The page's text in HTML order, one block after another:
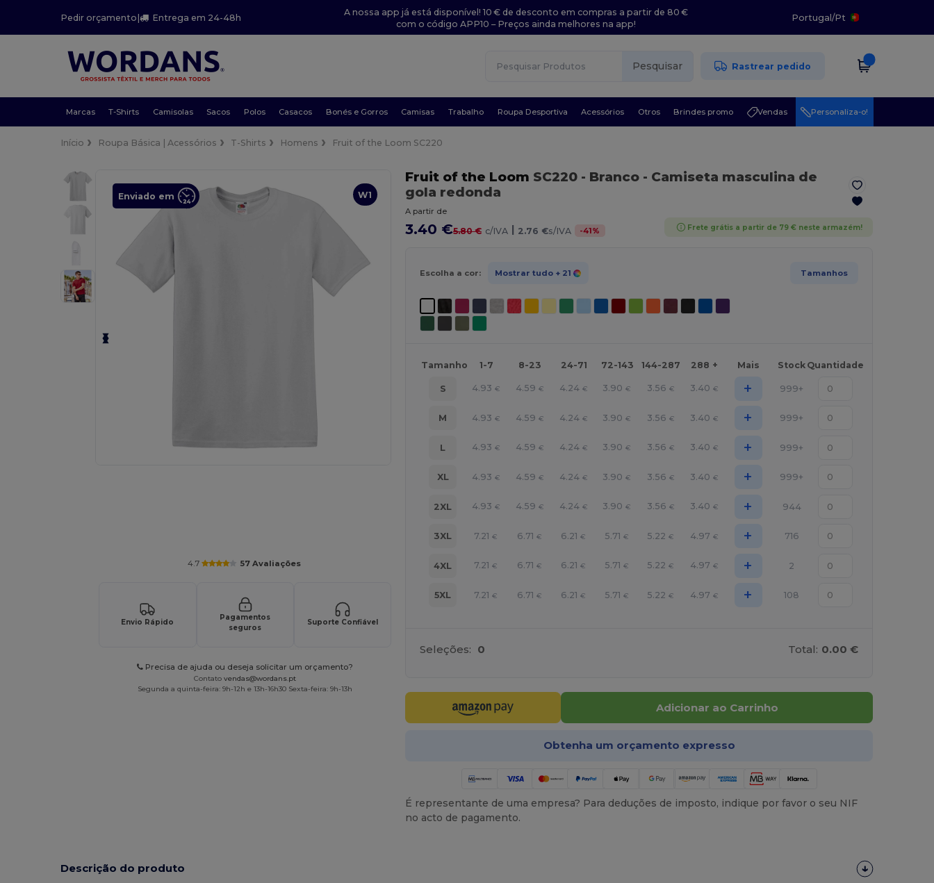
Pedir orçamento| Entrega em 24-48h
A nossa app já está disponível! 10 € de desconto em compras a partir de 80 €
com o código APP10 – Preços ainda melhores na app!
Portugal/Pt
Pesquisar Rastrear pedido
Marcas T-Shirts Camisolas Sacos Polos Casacos Bonés e Gorros Camisas Trabalho Roupa Desportiva Acessórios Otros Brindes promo Vendas Personaliza-o!
Início Roupa Básica | Acessórios T-Shirts Homens Fruit of the Loom SC220
W1
Enviado em
4.7 57 Avaliações
Envio Rápido
Pagamentos
seguros
Suporte Confiável
Precisa de ajuda ou deseja solicitar um orçamento?
Contatovendas@wordans.pt
Segunda a quinta-feira: 9h-12h e 13h-16h30 Sexta-feira: 9h-13h
Fruit of the Loom SC220 - Branco- Camiseta masculina de
gola redonda
A partir de
3.40 €5.80 € c/IVA | 2.76 €s/IVA -41% Frete grátis a partir de 79 € neste armazém!
Escolha a cor: Mostrar tudo + 21 Tamanhos
Tamanho 1-7 8-23 24-71 72-143 144-287 288 + Mais Stock Quantidade
S 4.93 € 4.59 € 4.24 € 3.90 € 3.56 € 3.40 € + 999+
M 4.93 € 4.59 € 4.24 € 3.90 € 3.56 € 3.40 € + 999+
L 4.93 € 4.59 € 4.24 € 3.90 € 3.56 € 3.40 € + 999+
XL 4.93 € 4.59 € 4.24 € 3.90 € 3.56 € 3.40 € + 999+
2XL 4.93 € 4.59 € 4.24 € 3.90 € 3.56 € 3.40 € + 944
3XL 7.21 € 6.71 € 6.21 € 5.71 € 5.22 € 4.97 € + 716
4XL 7.21 € 6.71 € 6.21 € 5.71 € 5.22 € 4.97 € + 2
5XL 7.21 € 6.71 € 6.21 € 5.71 € 5.22 € 4.97 € + 108
Seleções: 0 Total: 0.00 €
Adicionar ao Carrinho
Obtenha um orçamento expresso
É representante de uma empresa? Para deduções de imposto, indique por favor o seu NIF
no acto de pagamento.
Descrição do produto